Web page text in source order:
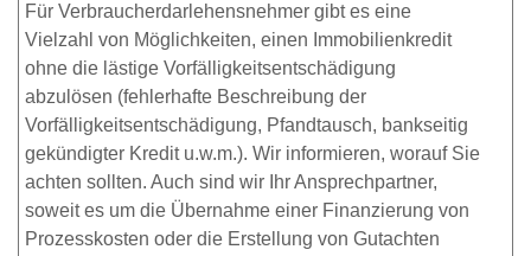
Für Verbraucherdarlehensnehmer gibt es eine
Vielzahl von Möglichkeiten, einen Immobilienkredit
ohne die lästige Vorfälligkeitsentschädigung
abzulösen (fehlerhafte Beschreibung der
Vorfälligkeitsentschädigung, Pfandtausch, bankseitig
gekündigter Kredit u.w.m.). Wir informieren, worauf Sie
achten sollten. Auch sind wir Ihr Ansprechpartner,
soweit es um die Übernahme einer Finanzierung von
Prozesskosten oder die Erstellung von Gutachten